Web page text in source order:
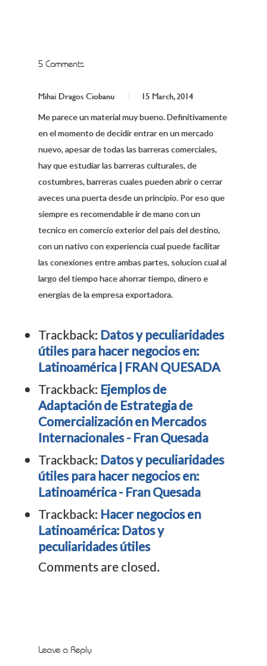
5 Comments
Mihai Dragos Ciobanu 15 March, 2014
Me parece un material muy bueno. Definitivamente
en el momento de decidir entrar en un mercado
nuevo, apesar de todas las barreras comerciales,
hay que estudiar las barreras culturales, de
costumbres, barreras cuales pueden abrir o cerrar
aveces una puerta desde un principio. Por eso que
siempre es recomendable ir de mano con un
tecnico en comercio exterior del pais del destino,
con un nativo con experiencia cual puede facilitar
las conexiones entre ambas partes, solucion cual al
largo del tiempo hace ahorrar tiempo, dinero e
energias de la empresa exportadora.
Trackback: Datos y peculiaridades
útiles para hacer negocios en:
Latinoamérica | FRAN QUESADA
Trackback: Ejemplos de
Adaptación de Estrategia de
Comercialización en Mercados
Internacionales - Fran Quesada
Trackback: Datos y peculiaridades
útiles para hacer negocios en:
Latinoamérica - Fran Quesada
Trackback: Hacer negocios en
Latinoamérica: Datos y
peculiaridades útiles
Comments are closed.
Leave a Reply